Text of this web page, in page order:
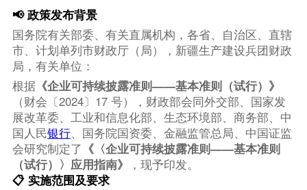
📢 政策发布背景
国务院有关部委、有关直属机构，各省、自治区、直辖
市、计划单列市财政厅（局），新疆生产建设兵团财政
局，有关单位：
根据《企业可持续披露准则——基本准则（试行）》
（财会〔2024〕17 号），财政部会同外交部、国家发
展改革委、工业和信息化部、生态环境部、商务部、中
国人民银行、国务院国资委、金融监管总局、中国证监
会研究制定了 《〈企业可持续披露准则——基本准则
（试行）〉应用指南》
，现予印发。
📋 实施范围及要求